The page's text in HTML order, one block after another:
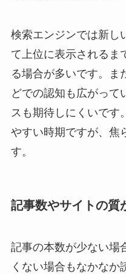
検索エンジンでは新し
て上位に表示されるま
る場合が多いです。ま
どでの認知も広がって
スも期待しにくいです
やすい時期ですが、焦
す。
記事数やサイトの質
記事の本数が少ない場
くない場合もなかなか